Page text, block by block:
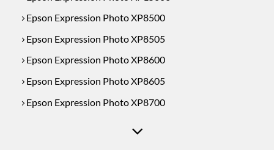
Epson Expression Photo XP8500
Epson Expression Photo XP8505
Epson Expression Photo XP8600
Epson Expression Photo XP8605
Epson Expression Photo XP8700